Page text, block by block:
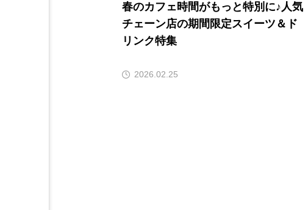
春のカフェ時間がもっと特別に♪人気
チェーン店の期間限定スイーツ＆ド
リンク特集
2026.02.25